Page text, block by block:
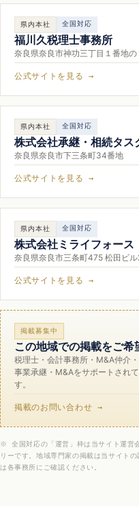
県内本社 全国対応
福川久税理士事務所
奈良県奈良市神功三丁目１番地の
公式サイトを見る →
県内本社 全国対応
株式会社承継・相続タス
奈良県奈良市下三条町34番地
公式サイトを見る →
県内本社 全国対応
株式会社ミライフォース
奈良県奈良市三条町475 松田ビ
公式サイトを見る →
掲載募集中
この地域での掲載をご希
税理士・会計事務所・M&A仲介
事業承継・M&Aをサポートされ
す。
掲載のお問い合わせ →
※ 全国対応の「運営」枠は当サイト運
リーです。地域専門家の掲載は当サイト
は各事務所にご確認ください。